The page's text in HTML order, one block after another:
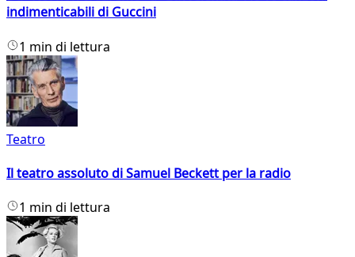
indimenticabili di Guccini
1 min di lettura
Teatro
Il teatro assoluto di Samuel Beckett per la radio
1 min di lettura